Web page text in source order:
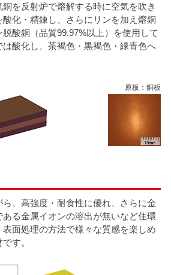
を反射炉で熔解する時に空気を吹き
化・精錬し、さらにリンを加え熔銅
酸銅（品質99.97%以上）を使用して
酸化し、茶褐色・黒褐色・緑青色へ
原板：銅板
、高強度・耐食性に優れ、さらに金
る金属イオンの溶出が無いなど住環
面処理の方法で様々な質感を楽しめ
す。